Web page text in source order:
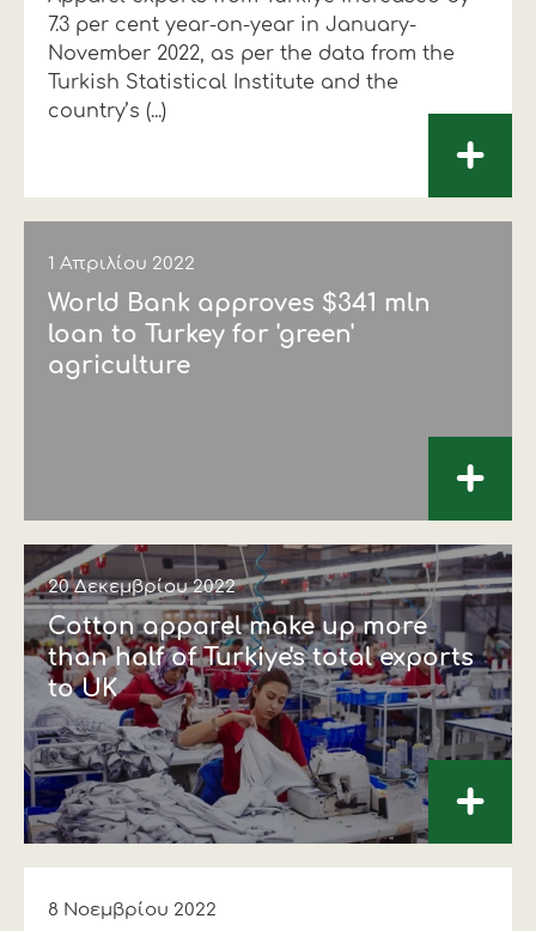
Οικονομικά στοιχεία
Εταιρική δομή
Εκδηλώσεις
Επικοινωνία
Εξαγωγές
Συνέδρια
Ευφυής γεωργία
Συμβουλευτική στο χωράφι
Εκκόκκιση για λογαριασμό του
Αλυσίδα βάμβακος
Κλωστοϋφαντουργία - Ένδυση
Εταιρικά νέα
7.3 per cent year-on-year in January-
November 2022, as per the data from the
Turkish Statistical Institute and the
country’s (...)
+
1 Απριλίου 2022
World Bank approves $341 mln
loan to Turkey for 'green'
agriculture
+
20 Δεκεμβρίου 2022
Cotton apparel make up more
than half of Turkiye's total exports
to UK
+
8 Νοεμβρίου 2022